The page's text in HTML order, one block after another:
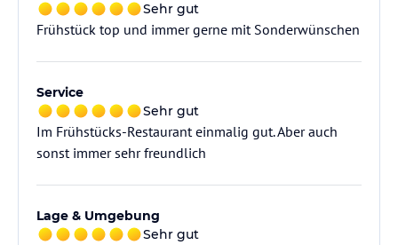
Sehr gut
Frühstück top und immer gerne mit Sonderwünschen
Service
Sehr gut
Im Frühstücks-Restaurant einmalig gut. Aber auch
sonst immer sehr freundlich
Lage & Umgebung
Sehr gut